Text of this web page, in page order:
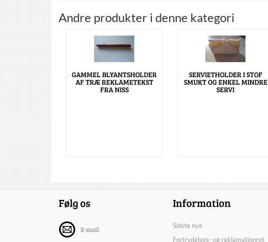
Andre produkter i denne kategori
GAMMEL BLYANTSHOLDER
AF TRÆ REKLAMETEKST
FRA NISS
SERVIETHOLDER I STOF
SMUKT OG ENKEL MINDRE
SERVI
Følg os
E-mail
Information
Sidste nye
Fortrydelses- og reklamationret